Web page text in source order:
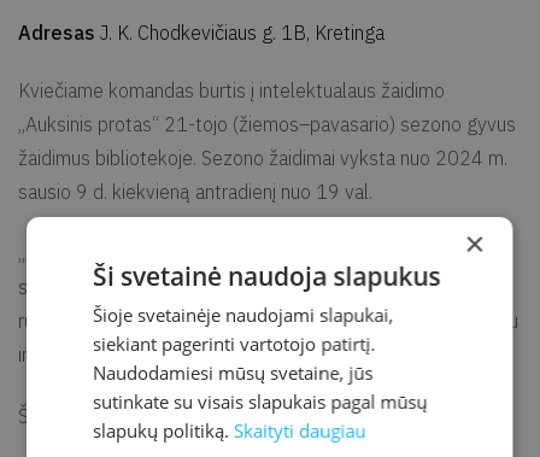
Adresas J. K. Chodkevičiaus g. 1B, Kretinga
Kviečiame komandas burtis į intelektualaus žaidimo
„Auksinis protas“ 21-tojo (žiemos–pavasario) sezono gyvus
žaidimus bibliotekoje. Sezono žaidimai vyksta nuo 2024 m.
sausio 9 d. kiekvieną antradienį nuo 19 val.
„Auksinis protas“ gyvi žaidimai sezonais: žiemos–pavasario
sezonas vyksta nuo sausio iki gegužės, o rudens – nuo
rugsėjo iki gruodžio. Prisijungti galima bet kurio sezono metu
ir žaisti galite tiek, kiek norisi jūsų komandai.
Šio sezono gyvi žaidimai vyks iki gegužės mėnesio.
×
Ši svetainė naudoja slapukus
Šioje svetainėje naudojami slapukai,
siekiant pagerinti vartotojo patirtį.
Naudodamiesi mūsų svetaine, jūs
sutinkate su visais slapukais pagal mūsų
slapukų politiką.Skaityti daugiau